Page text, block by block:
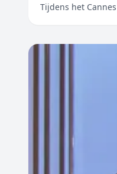
Tijdens het